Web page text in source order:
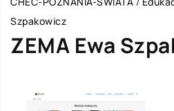
Szpakowicz
ZEMA Ewa